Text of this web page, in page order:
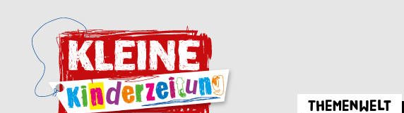
Themenwelt